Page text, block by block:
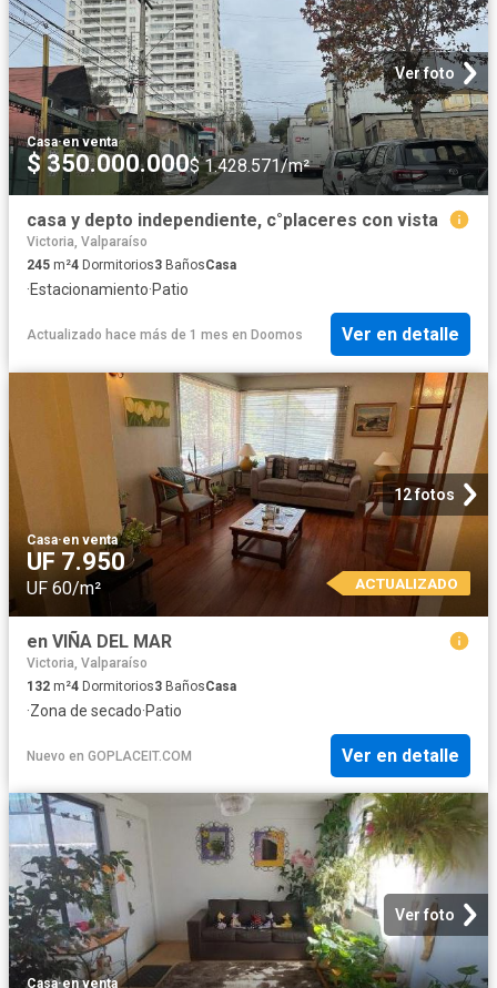
Ver foto
Casa·en venta
$ 350.000.000$ 1.428.571/m²
casa y depto independiente, c°placeres con vista
Victoria, Valparaíso
245 m²4 Dormitorios3 BañosCasa
·Estacionamiento·Patio
Actualizado hace más de 1 mes en Doomos Ver en detalle
12 fotos
Casa·en venta
UF 7.950
UF 60/m² ACTUALIZADO
en VIÑA DEL MAR
Victoria, Valparaíso
132 m²4 Dormitorios3 BañosCasa
·Zona de secado·Patio
Nuevo en GOPLACEIT.COM Ver en detalle
Ver foto
Casa·en venta